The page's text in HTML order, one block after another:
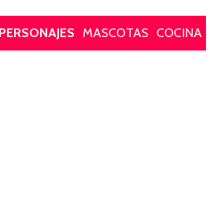
PERSONAJES MASCOTAS COCINA